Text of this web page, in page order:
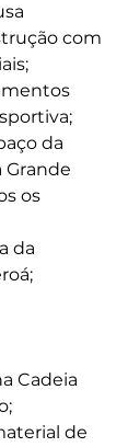
da
Grande
da
Cadeia